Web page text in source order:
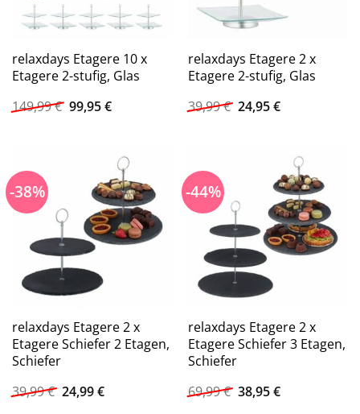
relaxdays Etagere 10 x
Etagere 2-stufig, Glas
149,99€ Ursprünglicher
Preis
99,95€Aktueller
relaxdays Etagere 2 x
Etagere 2-stufig, Glas
39,99€ Ursprünglicher
Preis
24,95€Aktueller
-38%
relaxdays Etagere 2 x
Etagere Schiefer 2 Etagen,
Schiefer
39,99€ Ursprünglicher
Preis
24,99€Aktueller
-44%
relaxdays Etagere 2 x
Etagere Schiefer 3 Etagen,
Schiefer
69,99€ Ursprünglicher
Preis
38,95€Aktueller